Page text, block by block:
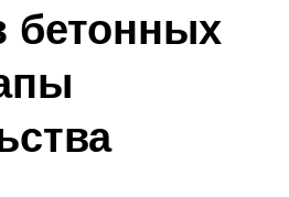
бетонных